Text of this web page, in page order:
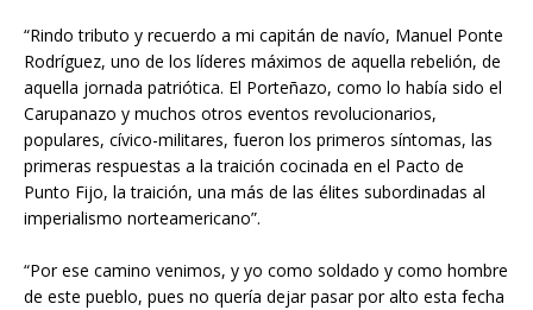
“Rindo tributo y recuerdo a mi capitán de navío, Manuel Ponte
Rodríguez, uno de los líderes máximos de aquella rebelión, de
aquella jornada patriótica. El Porteñazo, como lo había sido el
Carupanazo y muchos otros eventos revolucionarios,
populares, cívico-militares, fueron los primeros síntomas, las
primeras respuestas a la traición cocinada en el Pacto de
Punto Fijo, la traición, una más de las élites subordinadas al
imperialismo norteamericano”.
“Por ese camino venimos, y yo como soldado y como hombre
de este pueblo, pues no quería dejar pasar por alto esta fecha